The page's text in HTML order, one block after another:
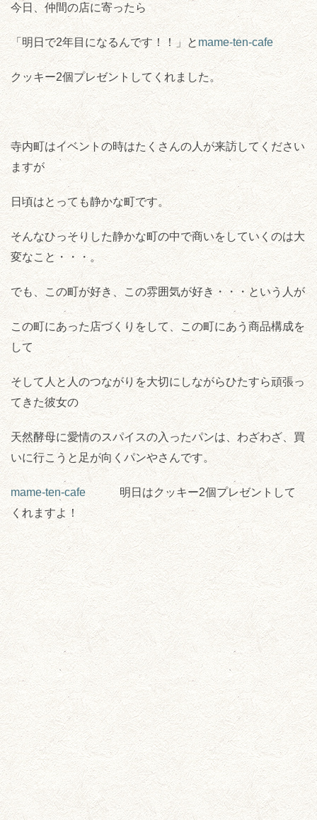
今日、仲間の店に寄ったら
「明日で2年目になるんです！！」と mame-ten-cafe
クッキー2個プレゼントしてくれました。
寺内町はイベントの時はたくさんの人が来訪してください
ますが
日頃はとっても静かな町です。
そんなひっそりした静かな町の中で商いをしていくのは大
変なこと・・・。
でも、この町が好き、この雰囲気が好き・・・という人が
この町にあった店づくりをして、この町にあう商品構成を
して
そして人と人のつながりを大切にしながらひたすら頑張っ
てきた彼女の
天然酵母に愛情のスパイスの入ったパンは、わざわざ、買
いに行こうと足が向くパンやさんです。
mame-ten-cafe 明日はクッキー2個プレゼントして
くれますよ！